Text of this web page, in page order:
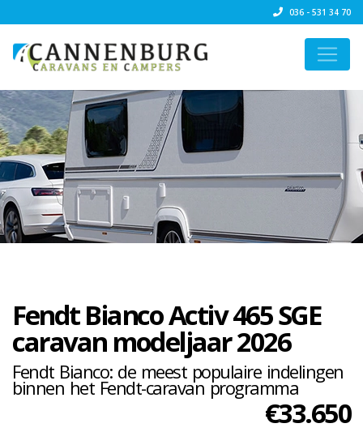
036 - 531 34 70
Fendt Bianco Activ 465 SGE
caravan modeljaar 2026
Fendt Bianco: de meest populaire indelingen
binnen het Fendt-caravan programma
€33.650